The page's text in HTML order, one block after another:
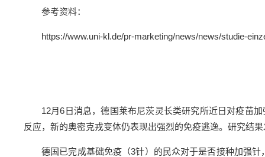
参考资料：
https://www.uni-kl.de/pr-marketing/news/news/studie-
12月6日消息，德国莱布尼茨灵长类研究所近日对疫苗
反应，新的奥密克戎变体仍表现出强烈的免疫逃逸。研究结
德国已完成基础免疫（3针）的民众对于是否接种加强